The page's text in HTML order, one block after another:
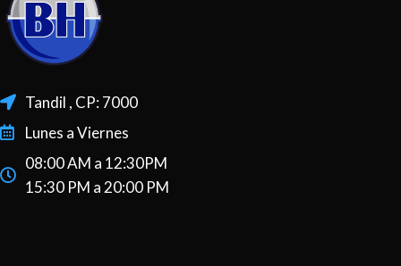
Tandil , CP: 7000
Lunes a Viernes
08:00 AM a 12:30PM
15:30 PM a 20:00 PM